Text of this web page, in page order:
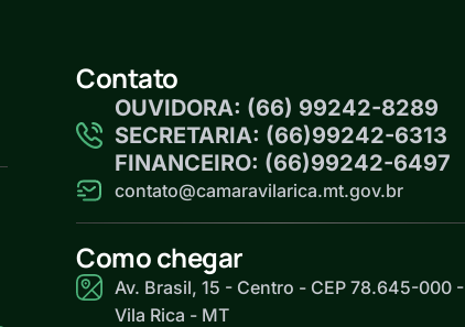
Contato
OUVIDORA: (66) 99242-8289
SECRETARIA: (66)99242-6313
FINANCEIRO: (66)99242-6497
contato@camaravilarica.mt.gov.br
Como chegar
Av. Brasil, 15 - Centro - CEP 78.645-000 -
Vila Rica - MT